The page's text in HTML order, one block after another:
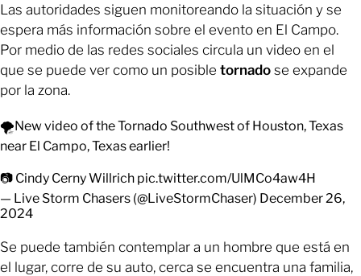
Las autoridades siguen monitoreando la situación y se
espera más información sobre el evento en El Campo.
Por medio de las redes sociales circula un video en el
que se puede ver como un posible tornado se expande
por la zona.
🌪️New video of the Tornado Southwest of Houston, Texas
near El Campo, Texas earlier!
📷 Cindy Cerny Willrich pic.twitter.com/UlMCo4aw4H
— Live Storm Chasers (@LiveStormChaser) December 26,
2024
Se puede también contemplar a un hombre que está en
el lugar, corre de su auto, cerca se encuentra una familia,